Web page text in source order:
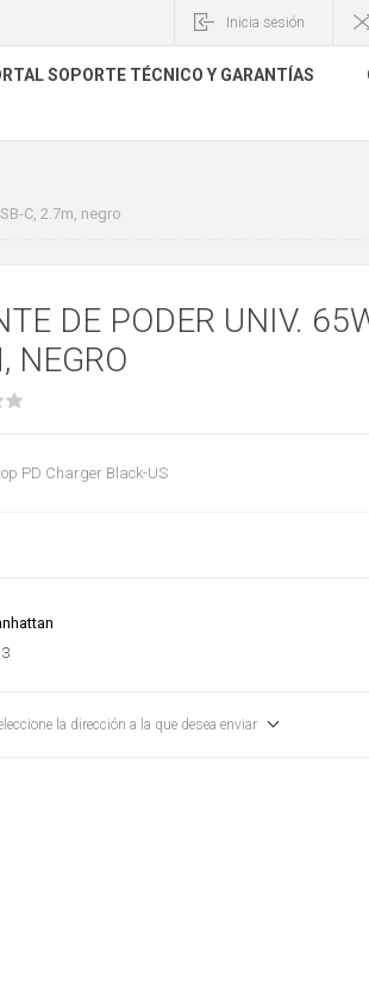
Inicia sesión
SOPORTE TÉCNICO Y GARANTÍAS
C, 2.7m, negro
DE PODER UNIV.
NEGRO
PD Charger Black-US
la dirección a la que desea enviar